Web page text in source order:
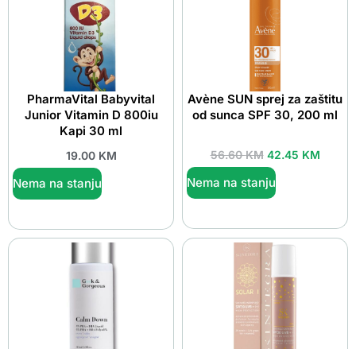
PharmaVital Babyvital
Junior Vitamin D 800iu
Kapi 30 ml
19.00 KM
Nema na stanju
Avène SUN sprej za zaštitu
od sunca SPF 30, 200 ml
56.60KM 42.45 KM
Nema na stanju